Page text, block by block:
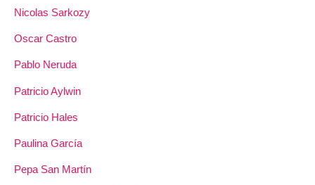
Nicolas Sarkozy
Oscar Castro
Pablo Neruda
Patricio Aylwin
Patricio Hales
Paulina García
Pepa San Martín